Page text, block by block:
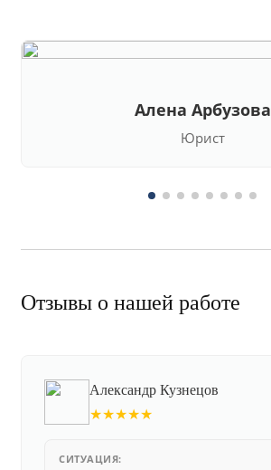
Алена Арбузова
Юрист
Отзывы о нашей работе
Александр Кузнецов
★★★★★
СИТУАЦИЯ: